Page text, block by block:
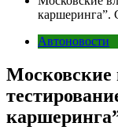
каршеринга”.
Автоновости
Московские